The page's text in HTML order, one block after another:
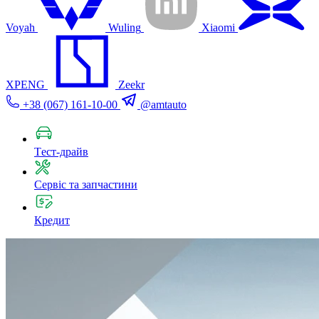
Voyah Wuling Xiaomi
XPENG
Zeekr
+38 (067) 161-10-00
@amtauto
Tест-драйв
Сервіс та запчастини
Кредит